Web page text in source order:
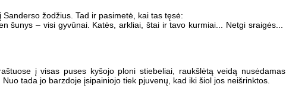
žodžius. Tad ir pasimetė, kai tas tęsė:
šunys – visi gyvūnai. Katės, arkliai, štai ir tavo kurmiai... Netgi sraigės...
į visas puses kyšojo ploni stiebeliai, raukšlėtą veidą
tada jo barzdoje įsipainiojo tiek pjuvenų, kad iki šiol jos neišrinktos.